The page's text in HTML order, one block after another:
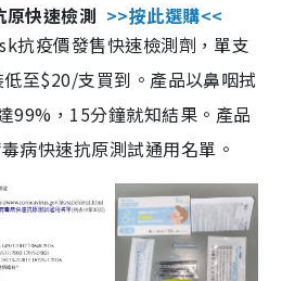
原快速檢測 >>按此選購<<
抗疫價發售快速檢測劑，單支
至$20/支買到。產品以鼻咽拭
99%，15分鐘就知結果。產品
病快速抗原測試通用名單。